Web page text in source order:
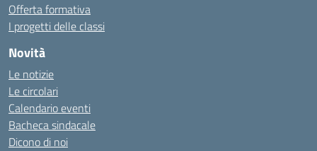
Offerta formativa
I progetti delle classi
Novità
Le notizie
Le circolari
Calendario eventi
Bacheca sindacale
Dicono di noi